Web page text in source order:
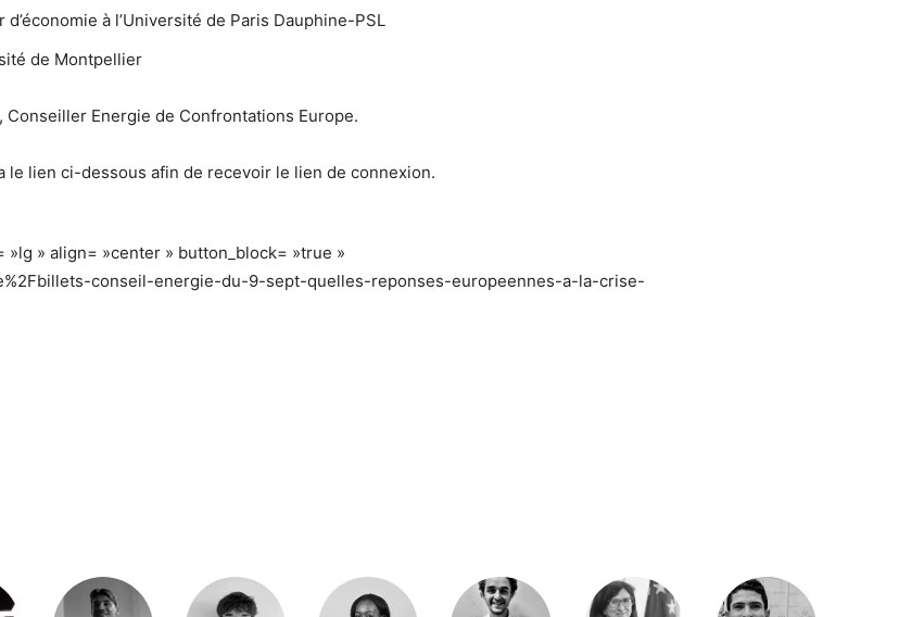
à l’Université de Paris Dauphine-PSL
de Montpellier
, Conseiller Energie de Confrontations Europe.
lien ci-dessous afin de recevoir le lien de connexion.
»lg » align= »center » button_block= »true »
conseil-energie-du-9-sept-quelles-reponses-europeennes-a-la-crise-